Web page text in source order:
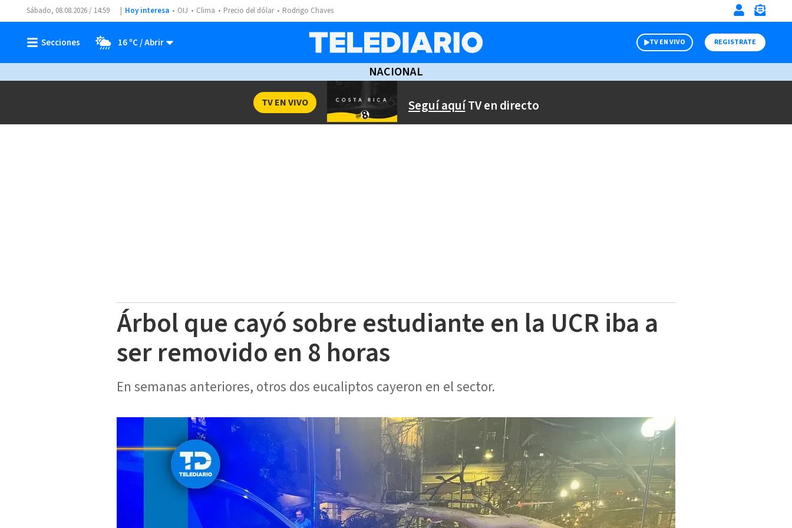
Sábado, 08.08.2026 / 14:59 Hoy interesa OIJ Clima Precio del dólar Rodrigo Chaves
16 ºC TV EN VIVO REGISTRATE
NACIONAL
Seguí aquíTV en directo
TV EN VIVO
Árbol que cayó sobre estudiante en la UCR iba a
ser removido en 8 horas
En semanas anteriores, otros dos eucaliptos cayeron en el sector.